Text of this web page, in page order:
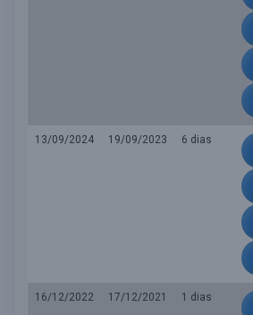
13/09/2024 19/09/2023
6 dias
16/12/2022 17/12/2021
1 dias